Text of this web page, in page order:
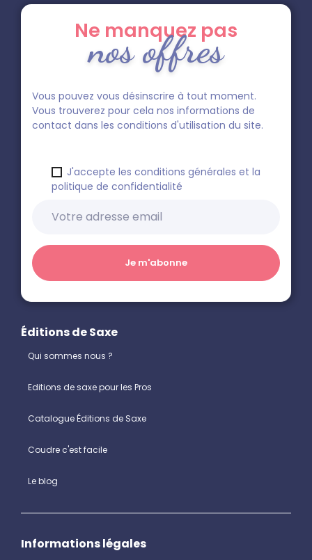
Ne manquez pas
nos offres
Vous pouvez vous désinscrire à tout moment.
Vous trouverez pour cela nos informations de
contact dans les conditions d'utilisation du site.
J'accepte les conditions générales et la
politique de confidentialité
Éditions de Saxe
Qui sommes nous ?
Editions de saxe pour les Pros
Catalogue Éditions de Saxe
Coudre c'est facile
Le blog
Informations légales